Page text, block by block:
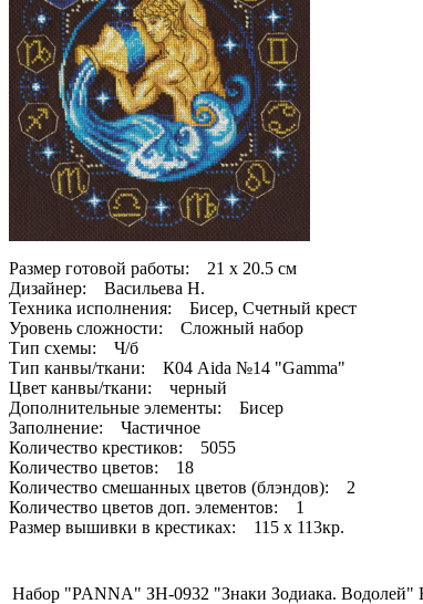
Размер готовой работы: 21 x 20.5 см
Дизайнер: Васильева Н.
Техника исполнения: Бисер, Счетный крест
Уровень сложности: Сложный набор
Тип схемы: Ч/б
Тип канвы/ткани: К04 Aida №14 "Gamma"
Цвет канвы/ткани: черный
Дополнительные элементы: Бисер
Заполнение: Частичное
Количество крестиков: 5055
Количество цветов: 18
Количество смешанных цветов (блэндов): 2
Количество цветов доп. элементов: 1
Размер вышивки в крестиках: 115 х 113кр.
Набор "PANNA" ЗН-0932 "Знаки Зодиака. Водолей"